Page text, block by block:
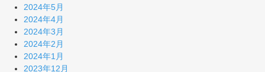
2024年5月
2024年4月
2024年3月
2024年2月
2024年1月
2023年12月